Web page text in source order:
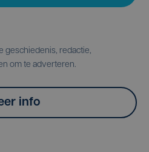
geschiedenis, redactie,
om te adverteren.
info